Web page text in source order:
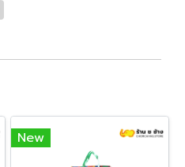
New